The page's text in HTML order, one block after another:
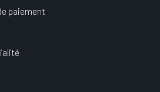
paiement